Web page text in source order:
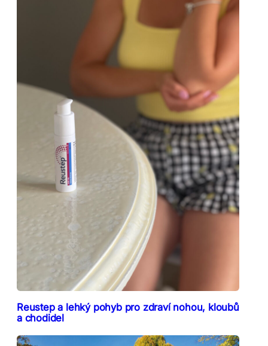
Reustep a lehký pohyb pro zdraví nohou, kloubů
a chodidel